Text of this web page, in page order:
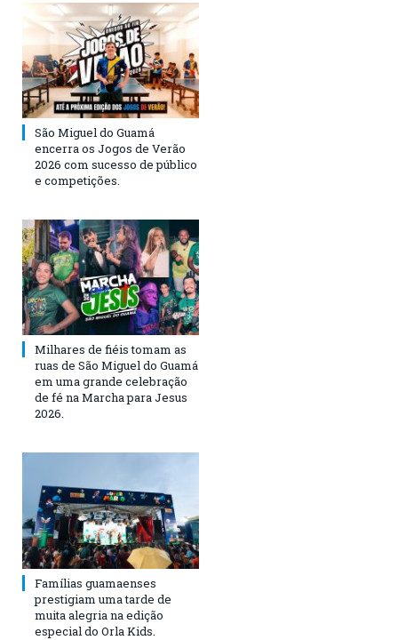
São Miguel do Guamá
encerra os Jogos de Verão
2026 com sucesso de público
e competições.
Milhares de fiéis tomam as
ruas de São Miguel do Guamá
em uma grande celebração
de fé na Marcha para Jesus
2026.
Famílias guamaenses
prestigiam uma tarde de
muita alegria na edição
especial do Orla Kids.